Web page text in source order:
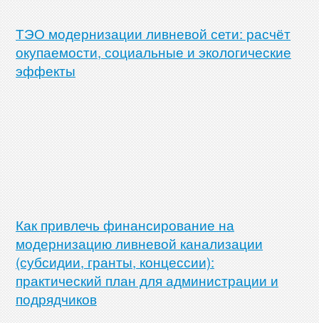
ТЭО модернизации ливневой сети: расчёт
окупаемости, социальные и экологические
эффекты
Как привлечь финансирование на
модернизацию ливневой канализации
(субсидии, гранты, концессии):
практический план для администрации и
подрядчиков